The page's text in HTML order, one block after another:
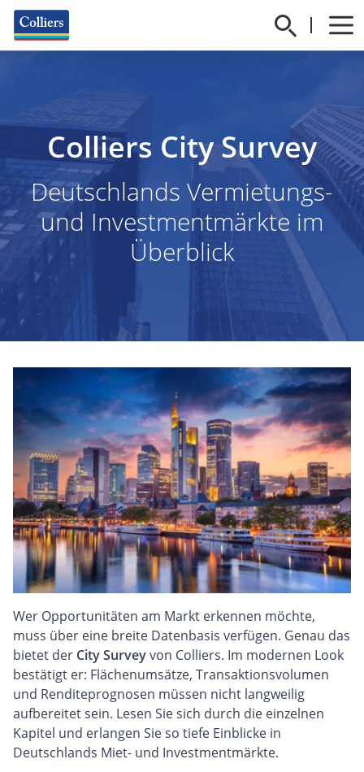
Colliers City Survey
Deutschlands Vermietungs-
und Investmentmärkte im
Überblick
Wer Opportunitäten am Markt erkennen möchte,
muss über eine breite Datenbasis verfügen. Genau das
bietet der City Surveyvon Colliers. Im modernen Look
bestätigt er: Flächenumsätze, Transaktionsvolumen
und Renditeprognosen müssen nicht langweilig
aufbereitet sein. Lesen Sie sich durch die einzelnen
Kapitel und erlangen Sie so tiefe Einblicke in
Deutschlands Miet- und Investmentmärkte.